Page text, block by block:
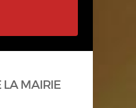
LA MAIRIE